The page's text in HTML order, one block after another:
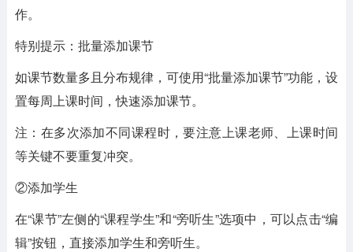
作。
特别提示：批量添加课节
如课节数量多且分布规律，可使用“批量添加课节”功能，设
置每周上课时间，快速添加课节。
注：在多次添加不同课程时，要注意上课老师、上课时间
等关键不要重复冲突。
②添加学生
在“课节”左侧的“课程学生”和“旁听生”选项中，可以点击“编
辑”按钮，直接添加学生和旁听生。